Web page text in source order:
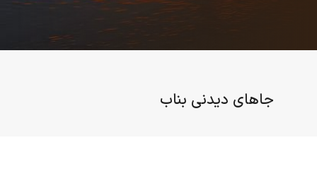
جاهای دیدنی بناب